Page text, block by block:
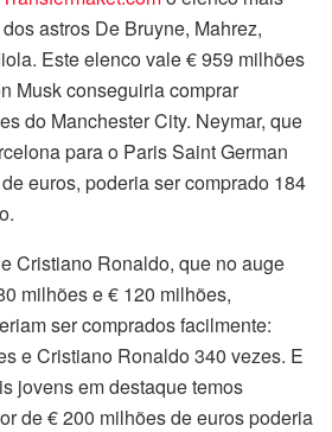
astros De Bruyne, Mahrez,
Este elenco vale € 959 milhões
Musk conseguiria comprar
do Manchester City. Neymar, que
para o Paris Saint German
euros, poderia ser comprado 184
Cristiano Ronaldo, que no auge
milhões e € 120 milhões,
ser comprados facilmente:
e Cristiano Ronaldo 340 vezes. E
jovens em destaque temos
de € 200 milhões de euros poderia